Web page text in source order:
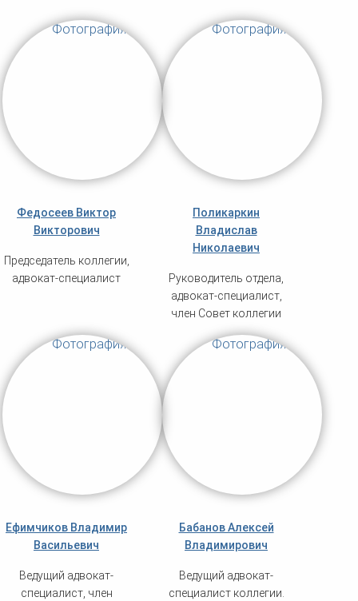
Федосеев Виктор
Викторович
Председатель коллегии,
адвокат-специалист
Поликаркин
Владислав
Николаевич
Руководитель отдела,
адвокат-специалист,
член Совет коллегии
Ефимчиков Владимир
Васильевич
Ведущий адвокат-
специалист, член
Бабанов Алексей
Владимирович
Ведущий адвокат-
специалист коллегии.